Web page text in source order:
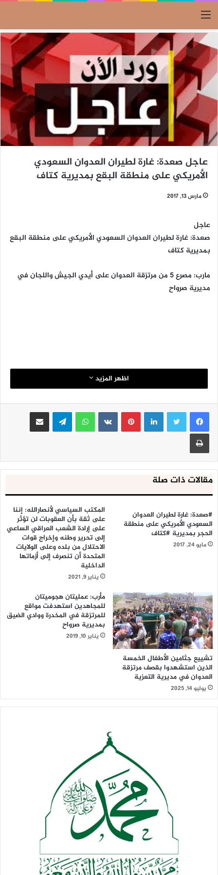
القائمة
عاجل صعدة: غارة لطيران العدوان السعودي
الأمريكي على منطقة البقع بمديرية كتاف
مارس 13, 2017
عاجل
صعدة: غارة لطيران العدوان السعودي الأمريكي على منطقة البقع
بمديرية كتاف
مارب: مصرع 5 من مرتزقة العدوان على أيدي الجيش واللجان في
مديرية صرواح
اظهر المزيد
لينكدإنبينتيريست واتساب تيلقرام مشاركة عبر البريد
طباعة
مقالات ذات صلة
#صعدة: غارة لطيران العدوان
السعودي الأمريكي على منطقة
الحجر بمديرية #كتاف
مايو 24, 2017
المكتب السياسي لأنصارالله: إننا
على ثقة بأن العقوبات لن تؤثر
على إرادة الشعب العراقي الساعي
إلى تحرير وطنه وإخراج قوات
الاحتلال من بلده وعلى الولايات
المتحدة أن تنصرف إلى أزماتها
الداخلية
يناير 9, 2021
تشييع جثامين الأطفال الخمسة
الذين استشهدوا بقصف مرتزقة
العدوان في مديرية التعزية
يوليو 14, 2025
مأرب: عمليتان هجوميتان
للمجاهدين استهدفت مواقع
للمرتزقة في المخدرة ووادي الضيق
بمديرية صرواح
يناير 10, 2019